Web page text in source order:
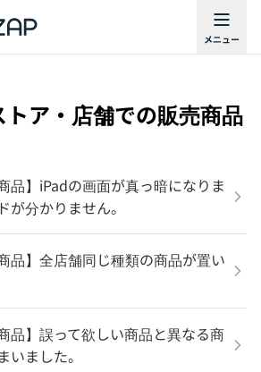
ア・店舗での販売商品
品】iPadの画面が真っ暗になりま
が分かりません。
品】全店舗同じ種類の商品が置い
品】誤って欲しい商品と異なる商
いました。